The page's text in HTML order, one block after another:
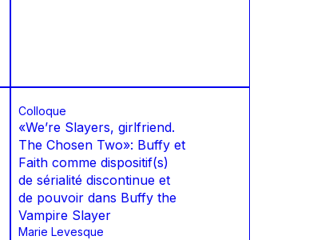
Colloque
«We’re Slayers, girlfriend.
The Chosen Two»: Buffy et
Faith comme dispositif(s)
de sérialité discontinue et
de pouvoir dans Buffy the
Vampire Slayer
Marie Levesque